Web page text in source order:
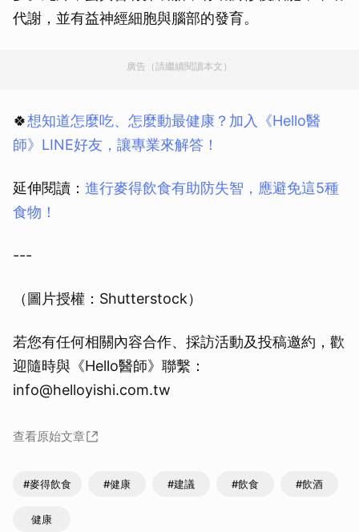
代謝，並有益神經細胞與腦部的發育。
廣告（請繼續閱讀本文）
🍀想知道怎麼吃、怎麼動最健康？加入《Hello醫
師》LINE好友，讓專業來解答！
延伸閱讀： 進行麥得飲食有助防失智，應避免這5種
食物！
---
（圖片授權：Shutterstock）
若您有任何相關內容合作、採訪活動及投稿邀約，歡
迎隨時與《Hello醫師》聯繫：
info@helloyishi.com.tw
查看原始文章
#麥得飲食 #健康 #建議 #飲食 #飲酒
健康